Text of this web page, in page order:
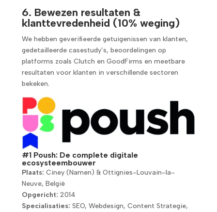
6. Bewezen resultaten &
klanttevredenheid (10% weging)
We hebben geverifieerde getuigenissen van klanten,
gedetailleerde casestudy’s, beoordelingen op
platforms zoals Clutch en GoodFirms en meetbare
resultaten voor klanten in verschillende sectoren
bekeken.
#1 Poush: De complete digitale
ecosysteembouwer
Plaats: Ciney (Namen) & Ottignies-Louvain-la-
Neuve, België
Opgericht: 2014
Specialisaties: SEO, Webdesign, Content Strategie,